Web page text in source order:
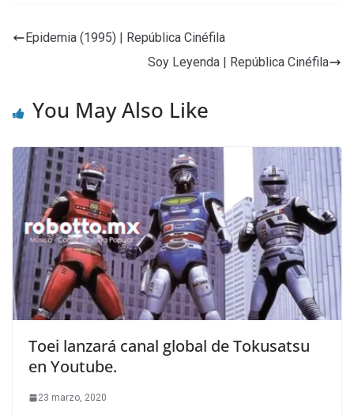
Epidemia (1995) | República Cinéfila
Soy Leyenda | República Cinéfila
You May Also Like
Toei lanzará canal global de Tokusatsu
en Youtube.
23 marzo, 2020